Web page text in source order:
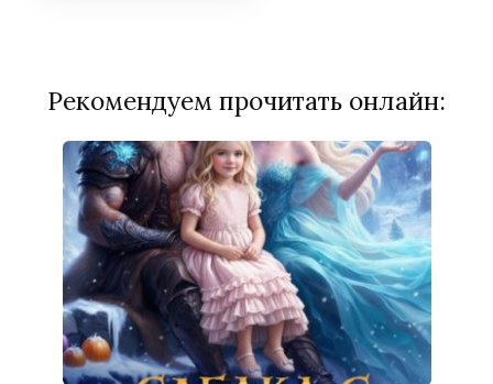
Рекомендуем прочитать онлайн: